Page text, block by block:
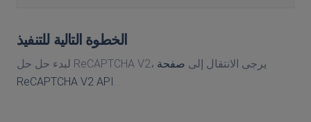
الخطوة التالية للتنفيذ
لبدء حل حل ReCAPTCHA V2، يرجى الانتقال إلى صفحة
ReCAPTCHA V2 API.